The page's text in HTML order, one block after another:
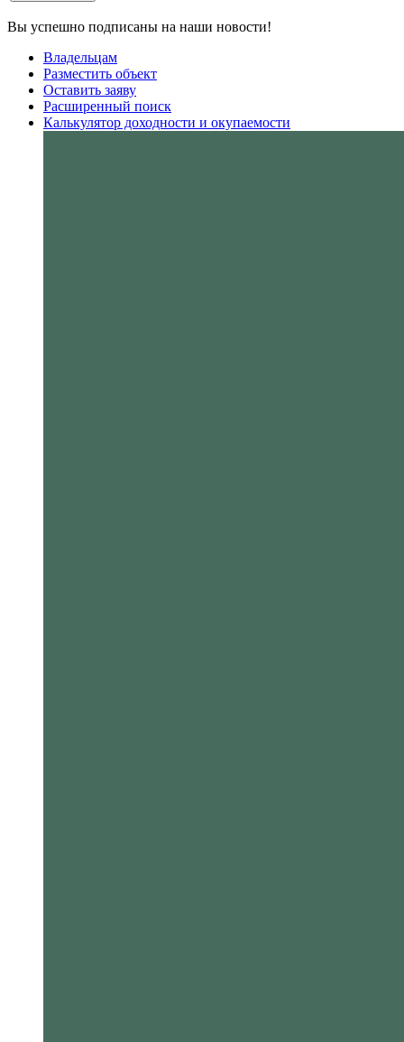
Вы успешно подписаны на наши новости!
Владельцам
Разместить объект
Оставить заяву
Расширенный поиск
Калькулятор доходности и окупаемости